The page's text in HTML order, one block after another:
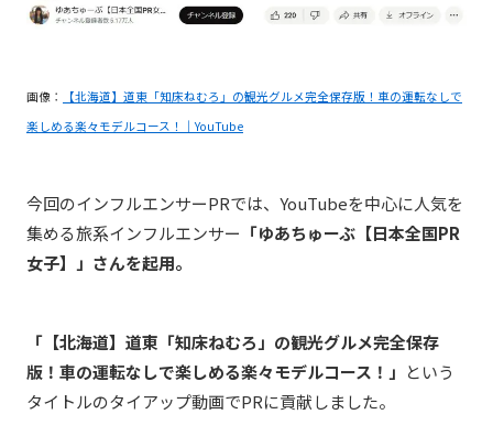
画像：
【北海道】道東「知床ねむろ」の観光グルメ完全保存版！車の運転なしで
楽しめる楽々モデルコース！｜YouTube
今回のインフルエンサーPRでは、YouTubeを中心に人気を
集める旅系インフルエンサー 「ゆあちゅーぶ【日本全国PR
女子】」さんを起用。
「【北海道】道東「知床ねむろ」の観光グルメ完全保存
版！車の運転なしで楽しめる楽々モデルコース！」 という
タイトルのタイアップ動画でPRに貢献しました。